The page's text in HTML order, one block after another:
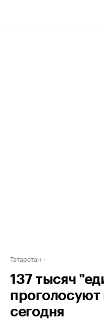
Татарстан
137 тысяч
сегодня